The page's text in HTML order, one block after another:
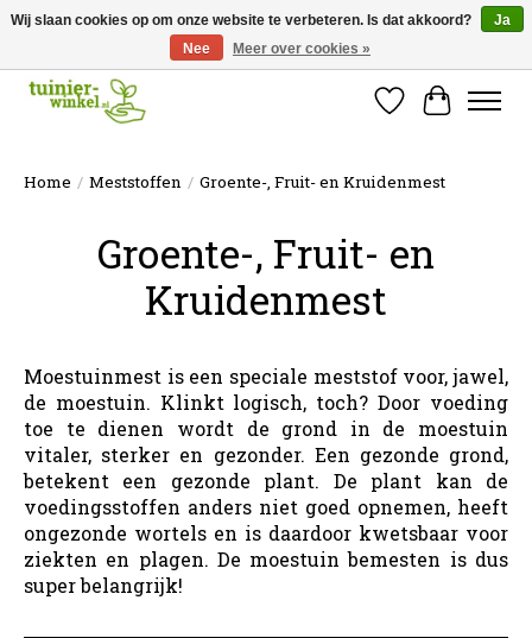
Online tuinartikelen kopen ✓ Online sinds 2007 ✓ Thuiswinkel Waarborg
Verlanglijst
Home / Meststoffen / Groente-, Fruit- en Kruidenmest
Groente-, Fruit- en
Kruidenmest
Moestuinmest is een speciale meststof voor, jawel,
de moestuin. Klinkt logisch, toch? Door voeding
toe te dienen wordt de grond in de moestuin
vitaler, sterker en gezonder. Een gezonde grond,
betekent een gezonde plant. De plant kan de
voedingsstoffen anders niet goed opnemen, heeft
ongezonde wortels en is daardoor kwetsbaar voor
ziekten en plagen. De moestuin bemesten is dus
super belangrijk!
Wij slaan cookies op om onze website te verbeteren. Is dat akkoord?
Ja
Nee
Meer over cookies »